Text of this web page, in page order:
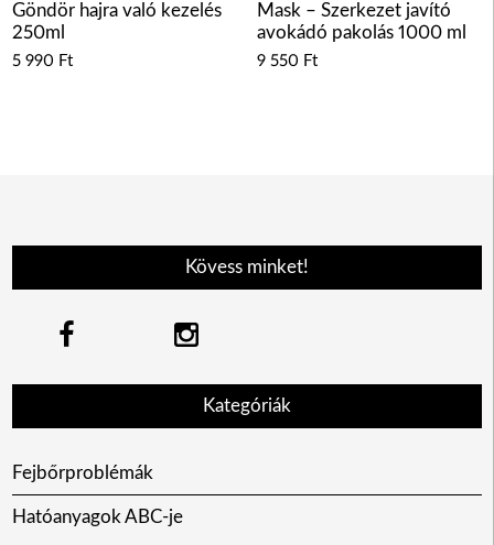
Göndör hajra való kezelés
250ml
5 990 Ft
Mask – Szerkezet javító
avokádó pakolás 1000 ml
9 550 Ft
Kövess minket!
Kategóriák
Fejbőrproblémák
Hatóanyagok ABC-je